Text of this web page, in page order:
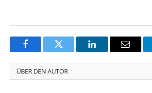
FacebookTwitter LinkedInEmail
ÜBER DEN AUTOR